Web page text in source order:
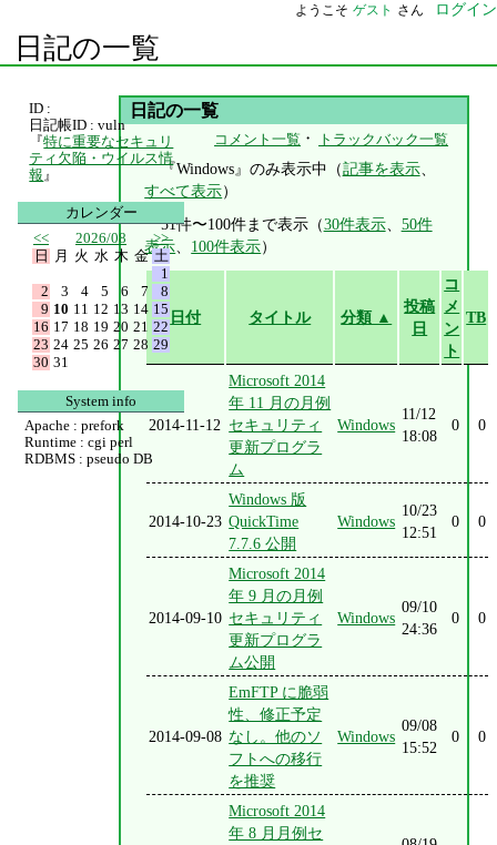
ようこそ ゲスト さん ログイン
日記の一覧
日記の一覧
コメント一覧 ・ トラックバック一覧
『Windows』のみ表示中（記事を表示、
すべて表示）
51件〜100件まで表示（30件表示、 50件
表示、 100件表示）
日付 タイトル 分類 ▲
投稿
日
コ
メ
ン
ト
TB
2014-11-12
Microsoft 2014
年 11 月の月例
セキュリティ
更新プログラ
ム
Windows
11/12
18:08
0 0
2014-10-23
Windows 版
QuickTime
7.7.6 公開
Windows
10/23
12:51
0 0
2014-09-10
Microsoft 2014
年 9 月の月例
セキュリティ
更新プログラ
ム公開
Windows
09/10
24:36
0 0
2014-09-08
EmFTP に脆弱
性、修正予定
なし。他のソ
フトへの移行
を推奨
Windows
09/08
15:52
0 0
Microsoft 2014
年 8 月月例セ
ID :
日記帳ID : vuln
『特に重要なセキュリ
ティ欠陥・ウイルス情
報 』
カレンダー
<<
2026/08
>>
日
月 火 水 木 金 土
1
2
3 4 5 6 7
8
9 10 11 12 13 14 15
16 17 18 19 20 21 22
23 24 25 26 27 28 29
30 31
System info
Apache : prefork
Runtime : cgi perl
RDBMS : pseudo DB